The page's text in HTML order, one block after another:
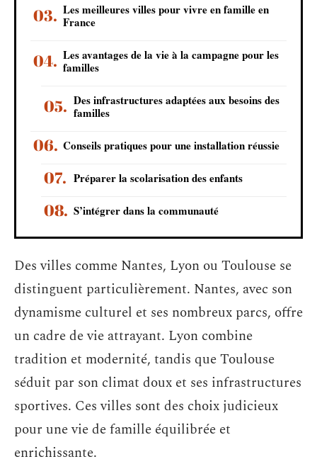
Les meilleures villes pour vivre en famille en
France
Les avantages de la vie à la campagne pour les
familles
Des infrastructures adaptées aux besoins des
familles
Conseils pratiques pour une installation réussie
Préparer la scolarisation des enfants
S’intégrer dans la communauté
Des villes comme Nantes, Lyon ou Toulouse se
distinguent particulièrement. Nantes, avec son
dynamisme culturel et ses nombreux parcs, offre
un cadre de vie attrayant. Lyon combine
tradition et modernité, tandis que Toulouse
séduit par son climat doux et ses infrastructures
sportives. Ces villes sont des choix judicieux
pour une vie de famille équilibrée et
enrichissante.